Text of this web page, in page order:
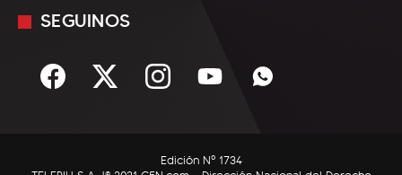
Sociedad
C5N Autos
Mediakit
Términos y condiciones
SEGUINOS
Edición Nº 1734